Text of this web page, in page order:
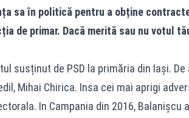
sa în politică pentru a obține
de primar. Dacă merită sau nu votul
susținut de PSD la primăria din Iași.
Mihai Chirica. Insa cei mai aprigi
In Campania din 2016, Balanișcu